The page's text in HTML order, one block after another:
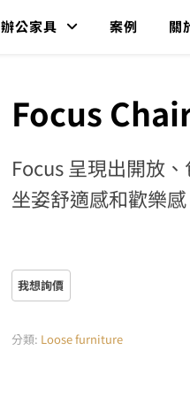
辦公家具 案例 關
Focus
Focus 呈現出開放
坐姿舒適感和歡樂
分類: Loose furniture